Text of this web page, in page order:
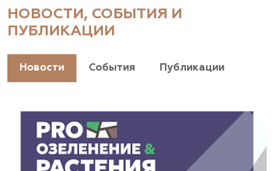
НОВОСТИ, СОБЫТИЯ И
ПУБЛИКАЦИИ
Новости События Публикации